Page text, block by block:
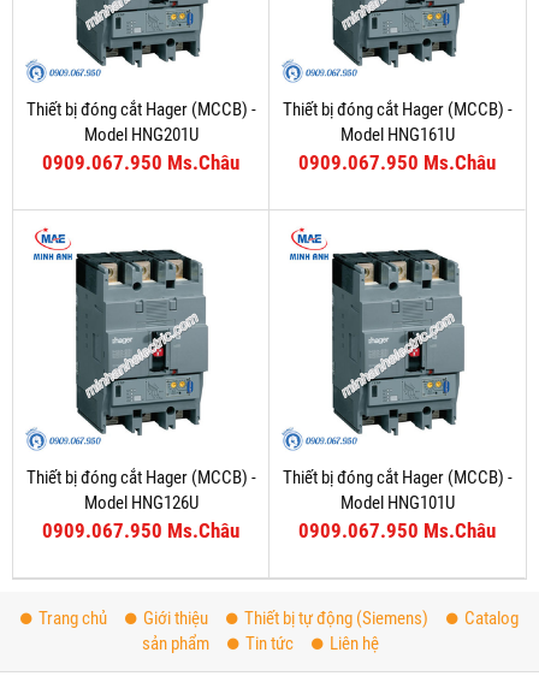
Thiết bị đóng cắt Hager (MCCB) -
Model HNG201U
0909.067.950 Ms.Châu
Thiết bị đóng cắt Hager (MCCB) -
Model HNG161U
0909.067.950 Ms.Châu
Thiết bị đóng cắt Hager (MCCB) -
Model HNG126U
0909.067.950 Ms.Châu
Thiết bị đóng cắt Hager (MCCB) -
Model HNG101U
0909.067.950 Ms.Châu
Trang chủ Giới thiệu Thiết bị tự động (Siemens)
Catalog
sản phẩm
Tin tức Liên hệ